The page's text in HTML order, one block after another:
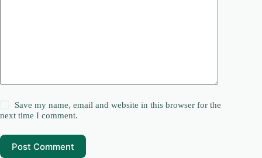
Save my name, email and website in this browser for the
next time I comment.
Post Comment